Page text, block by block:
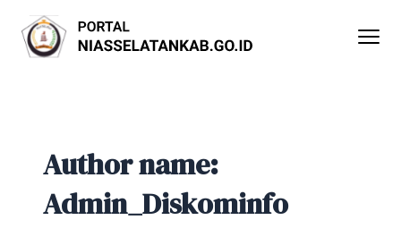
konten
Author name:
Admin_Diskominfo
pagination